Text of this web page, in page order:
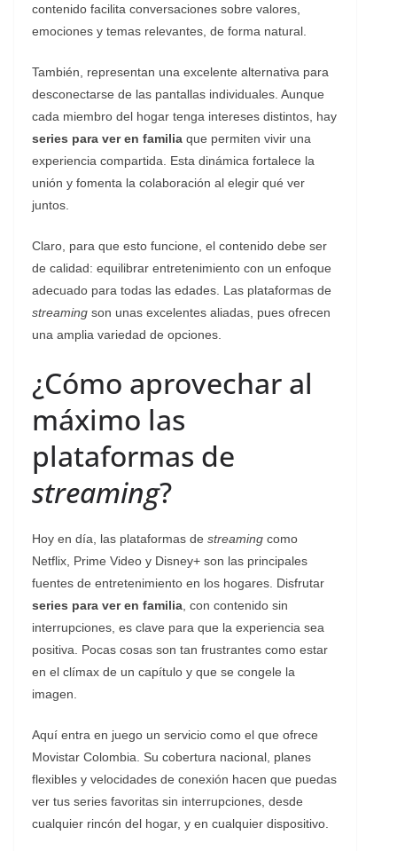
contenido facilita conversaciones sobre valores,
emociones y temas relevantes, de forma natural.
También, representan una excelente alternativa para
desconectarse de las pantallas individuales. Aunque
cada miembro del hogar tenga intereses distintos, hay
series para ver en familia que permiten vivir una
experiencia compartida. Esta dinámica fortalece la
unión y fomenta la colaboración al elegir qué ver
juntos.
Claro, para que esto funcione, el contenido debe ser
de calidad: equilibrar entretenimiento con un enfoque
adecuado para todas las edades. Las plataformas de
streaming son unas excelentes aliadas, pues ofrecen
una amplia variedad de opciones.
¿Cómo aprovechar al
máximo las
plataformas de
streaming?
Hoy en día, las plataformas de streaming como
Netflix, Prime Video y Disney+ son las principales
fuentes de entretenimiento en los hogares. Disfrutar
series para ver en familia , con contenido sin
interrupciones, es clave para que la experiencia sea
positiva. Pocas cosas son tan frustrantes como estar
en el clímax de un capítulo y que se congele la
imagen.
Aquí entra en juego un servicio como el que ofrece
Movistar Colombia. Su cobertura nacional, planes
flexibles y velocidades de conexión hacen que puedas
ver tus series favoritas sin interrupciones, desde
cualquier rincón del hogar, y en cualquier dispositivo.